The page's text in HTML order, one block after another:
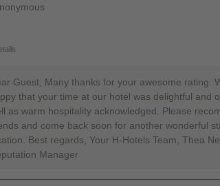
Guest, Many thanks for your awesome rating.
that your time at our hotel was delightful and
as warm hospitality acknowledged. Please
and come back soon for another wonderful
Best regards, Your H-Hotels Team, Thea
Manager